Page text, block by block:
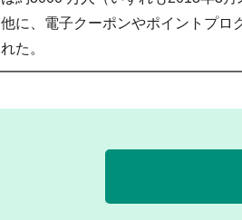
他に、電子クーポンやポイントプロ
れた。